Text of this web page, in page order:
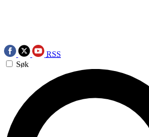
RSS
Søk